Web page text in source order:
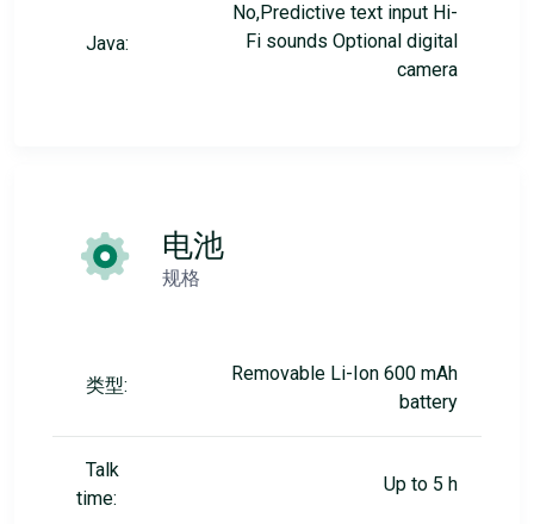
Java:
No,Predictive text input Hi-
Fi sounds Optional digital
camera
电池
规格
类型:
Removable Li-Ion 600 mAh
battery
Talk
time:
Up to 5 h